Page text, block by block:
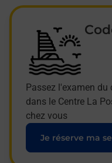
Passez l'examen
dans le Centre La
chez vous
Je réserve ma